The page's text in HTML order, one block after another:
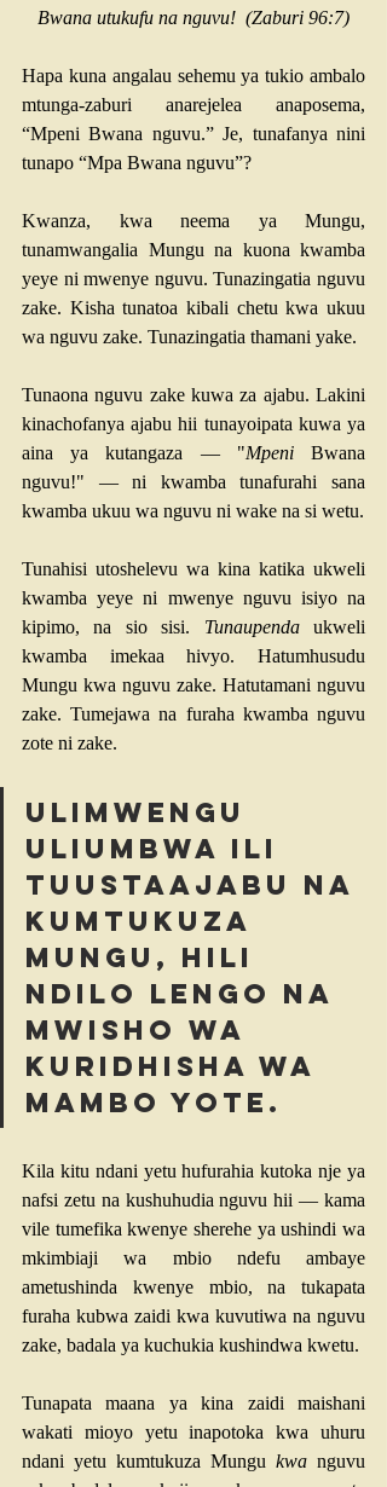
Bwana utukufu na nguvu!  (Zaburi 96:7)
Hapa kuna angalau sehemu ya tukio ambalo
mtunga-zaburi anarejelea anaposema,
“Mpeni Bwana nguvu.” Je, tunafanya nini
tunapo “Mpa Bwana nguvu”?
Kwanza, kwa neema ya Mungu,
tunamwangalia Mungu na kuona kwamba
yeye ni mwenye nguvu. Tunazingatia nguvu
zake. Kisha tunatoa kibali chetu kwa ukuu
wa nguvu zake. Tunazingatia thamani yake.
Tunaona nguvu zake kuwa za ajabu. Lakini
kinachofanya ajabu hii tunayoipata kuwa ya
aina ya kutangaza — "Mpeni Bwana
nguvu!" — ni kwamba tunafurahi sana
kwamba ukuu wa nguvu ni wake na si wetu.
Tunahisi utoshelevu wa kina katika ukweli
kwamba yeye ni mwenye nguvu isiyo na
kipimo, na sio sisi. Tunaupenda ukweli
kwamba imekaa hivyo. Hatumhusudu
Mungu kwa nguvu zake. Hatutamani nguvu
zake. Tumejawa na furaha kwamba nguvu
zote ni zake.
Ulimwengu
uliumbwa ili
tuustaajabu na
kumtukuza
Mungu, hili
ndilo lengo na
mwisho wa
kuridhisha wa
mambo yote.
Kila kitu ndani yetu hufurahia kutoka nje ya
nafsi zetu na kushuhudia nguvu hii — kama
vile tumefika kwenye sherehe ya ushindi wa
mkimbiaji wa mbio ndefu ambaye
ametushinda kwenye mbio, na tukapata
furaha kubwa zaidi kwa kuvutiwa na nguvu
zake, badala ya kuchukia kushindwa kwetu.
Tunapata maana ya kina zaidi maishani
wakati mioyo yetu inapotoka kwa uhuru
ndani yetu kumtukuza Mungu kwa nguvu